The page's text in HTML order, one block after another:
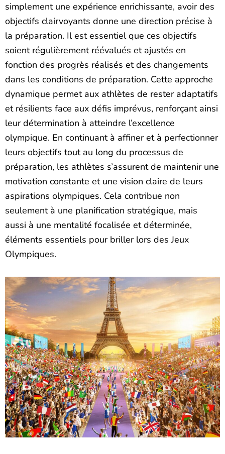
simplement une expérience enrichissante, avoir des
objectifs clairvoyants donne une direction précise à
la préparation. Il est essentiel que ces objectifs
soient régulièrement réévalués et ajustés en
fonction des progrès réalisés et des changements
dans les conditions de préparation. Cette approche
dynamique permet aux athlètes de rester adaptatifs
et résilients face aux défis imprévus, renforçant ainsi
leur détermination à atteindre l’excellence
olympique. En continuant à affiner et à perfectionner
leurs objectifs tout au long du processus de
préparation, les athlètes s’assurent de maintenir une
motivation constante et une vision claire de leurs
aspirations olympiques. Cela contribue non
seulement à une planification stratégique, mais
aussi à une mentalité focalisée et déterminée,
éléments essentiels pour briller lors des Jeux
Olympiques.